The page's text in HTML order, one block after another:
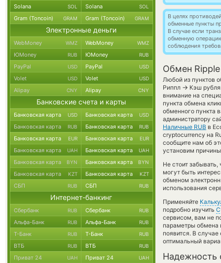
В целях
обменные пункты
В случае если
обменную
соблюдения
Обмен Ripple
Любой из пунктов
Риппл → Кэш
внимание на
пункта обмена
обменного пункта
администратору
Наличные RUB в
cryptocurrency на
сообщите нам об
установим
Не стоит
могут быть
обменом
использования
Применяйте
подробно изучить
сервисом, вам не
параметры обмена
появится. В
оптимальный
Надежность
Solana SOL Solana SOL
Gram (Toncoin) GRAM Gram (Toncoin) GRAM
Электронные деньги
WebMoney WMZ WebMoney WMZ
ЮMoney RUB ЮMoney RUB
PayPal USD PayPal USD
Volet USD Volet USD
Alipay CNY Alipay CNY
Банковские счета и карты
Банковская карта USD Банковская карта USD
Банковская карта RUB Банковская карта RUB
Банковская карта EUR Банковская карта EUR
Банковская карта UAH Банковская карта UAH
Банковская карта BYN Банковская карта BYN
Банковская карта KZT Банковская карта KZT
СБП RUB СБП RUB
Интернет-банкинг
Сбербанк RUB Сбербанк RUB
Альфа-Банк RUB Альфа-Банк RUB
Т-Банк RUB Т-Банк RUB
ВТБ RUB ВТБ RUB
Приват 24 UAH Приват 24 UAH